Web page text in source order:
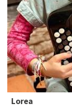
Lorea